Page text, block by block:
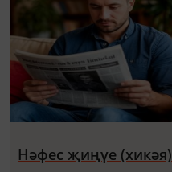
Нәфес җиңүе (хикәя)